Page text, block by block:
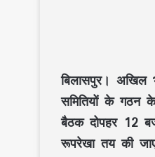
बिलासपुर। अखिल
समितियों के गठन
बैठक दोपहर 12
रूपरेखा तय की